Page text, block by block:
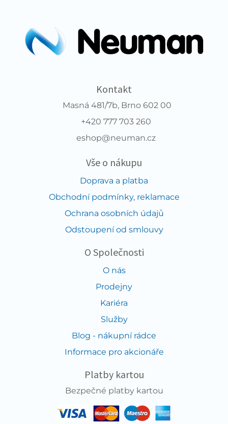
Kontakt
Masná 481/7b, Brno 602 00
+420 777 703 260
eshop@neuman.cz
Vše o nákupu
Doprava a platba
Obchodní podmínky, reklamace
Ochrana osobních údajů
Odstoupení od smlouvy
O Společnosti
O nás
Prodejny
Kariéra
Služby
Blog - nákupní rádce
Informace pro akcionáře
Platby kartou
Bezpečné platby kartou